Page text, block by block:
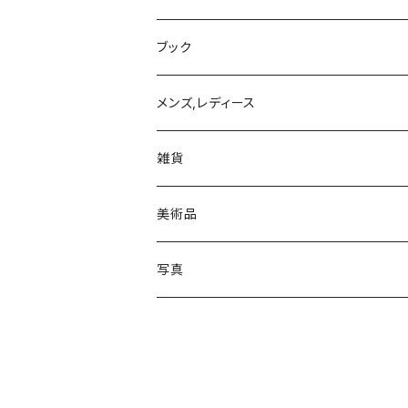
ブック
写真集
メンズ,レディース
トップス
Tシャツ
雑貨
モバイルケース/カバー
iPhone 11
美術品
絵画
写真